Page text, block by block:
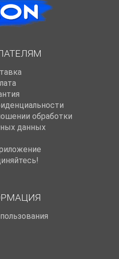
обработки
данных